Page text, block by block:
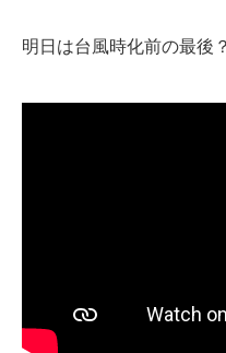
明日は台風時化前の最後